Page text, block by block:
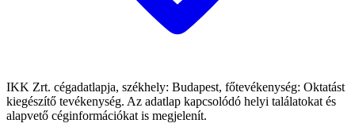
IKK Zrt. cégadatlapja, székhely: Budapest, főtevékenység: Oktatást
kiegészítő tevékenység. Az adatlap kapcsolódó helyi találatokat és
alapvető céginformációkat is megjelenít.